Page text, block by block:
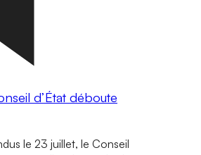
d’État déboute
le 23 juillet, le Conseil